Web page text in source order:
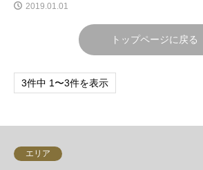
2019.01.01
トップページに戻る
3件中 1〜3件を表示
エリア